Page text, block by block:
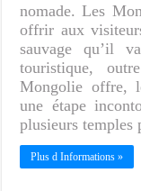
nomade. Les
offrir aux
sauvage qu’il
touristique,
Mongolie offre,
une étape
plusieurs temples
Plus d Informations »